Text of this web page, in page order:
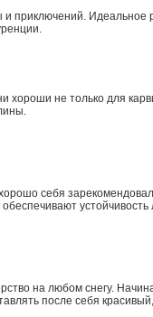
приключений. Идеальное
хороши не только для
себя
на любом снегу.
после себя